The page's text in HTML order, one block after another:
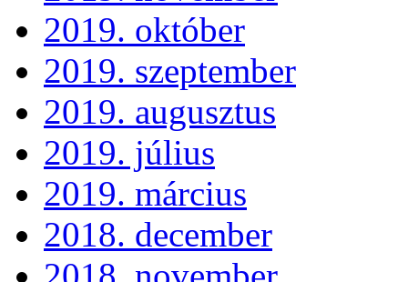
2019. október
2019. szeptember
2019. augusztus
2019. július
2019. március
2018. december